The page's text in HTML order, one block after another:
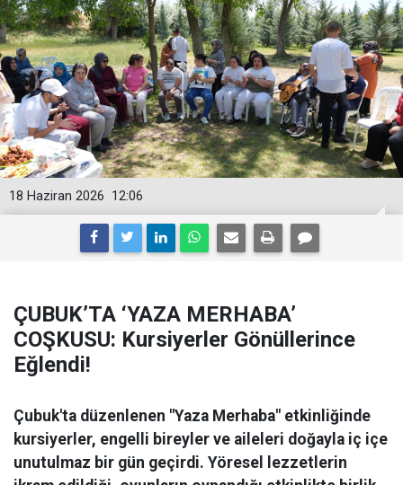
12:06
18 Haziran 2026
ÇUBUK’TA ‘YAZA MERHABA’
COŞKUSU: Kursiyerler Gönüllerince
Eğlendi!
Çubuk'ta düzenlenen "Yaza Merhaba" etkinliğinde
kursiyerler, engelli bireyler ve aileleri doğayla iç içe
unutulmaz bir gün geçirdi. Yöresel lezzetlerin